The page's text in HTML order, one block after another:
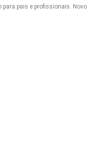
para pais e profissionais. Novo